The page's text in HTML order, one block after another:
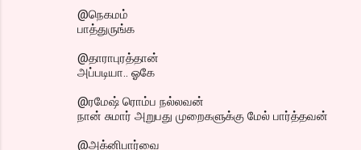
@நெகமம்
பாத்துருங்க
@தாராபுரத்தான்
அப்படியா.. ஓகே
@ரமேஷ் ரொம்ப நல்லவன்
நான் சுமார் அறுபது முறைகளுக்கு மேல் பார்த்தவன்
@அக்னிபார்வை